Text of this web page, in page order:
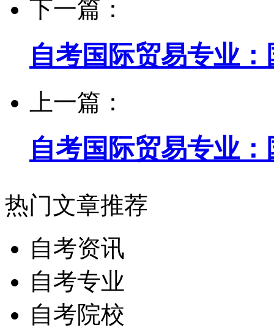
下一篇：
自考国际贸易专业
上一篇：
自考国际贸易专业
热门文章推荐
自考资讯
自考专业
自考院校